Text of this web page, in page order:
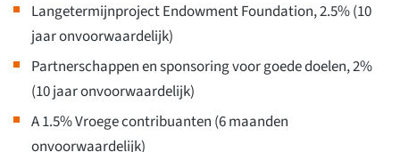
Langetermijnproject Endowment Foundation, 2.5% (10
jaar onvoorwaardelijk)
Partnerschappen en sponsoring voor goede doelen, 2%
(10 jaar onvoorwaardelijk)
A 1.5% Vroege contribuanten (6 maanden
onvoorwaardelijk)